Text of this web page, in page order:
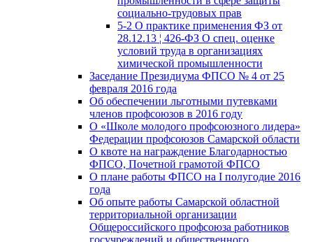
социально-трудовых прав
5-2 О практике применения ФЗ от
28.12.13 ¦ 426-ФЗ О спец. оценке
условий труда в организациях
химической промышленности
Заседание Президиума ФПСО № 4 от 25
февраля 2016 года
Об обеспечении льготными путевками
членов профсоюзов в 2016 году
О «Школе молодого профсоюзного лидера»
Федерации профсоюзов Самарской области
О квоте на награждение Благодарностью
ФПСО, Почетной грамотой ФПСО
О плане работы ФПСО на I полугодие 2016
года
Об опыте работы Самарской областной
территориальной организации
Общероссийского профсоюза работников
госучреждений и общественного